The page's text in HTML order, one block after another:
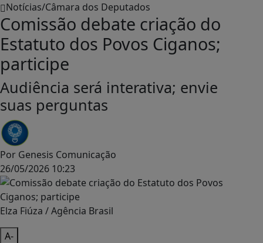
Notícias/Câmara dos Deputados
Comissão debate criação do
Estatuto dos Povos Ciganos;
participe
Audiência será interativa; envie
suas perguntas
Por Genesis Comunicação
26/05/2026 10:23
Elza Fiúza / Agência Brasil
A-